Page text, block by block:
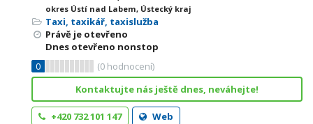
okres Ústí nad Labem, Ústecký kraj
Taxi, taxikář, taxislužba
Právě je otevřeno
Dnes otevřeno nonstop
0
(0 hodnocení)
Kontaktujte nás ještě dnes, neváhejte!
+420 732 101 147 Web